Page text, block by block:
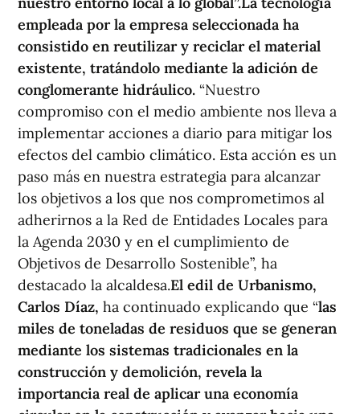
empleada por la empresa seleccionada ha
consistido en reutilizar y reciclar el material
existente, tratándolo mediante la adición de
conglomerante hidráulico. “Nuestro
compromiso con el medio ambiente nos lleva a
implementar acciones a diario para mitigar los
efectos del cambio climático. Esta acción es un
paso más en nuestra estrategia para alcanzar
los objetivos a los que nos comprometimos al
adherirnos a la Red de Entidades Locales para
la Agenda 2030 y en el cumplimiento de
Objetivos de Desarrollo Sostenible”, ha
destacado la alcaldesa.El edil de Urbanismo,
Carlos Díaz, ha continuado explicando que “las
miles de toneladas de residuos que se generan
mediante los sistemas tradicionales en la
construcción y demolición, revela la
importancia real de aplicar una economía